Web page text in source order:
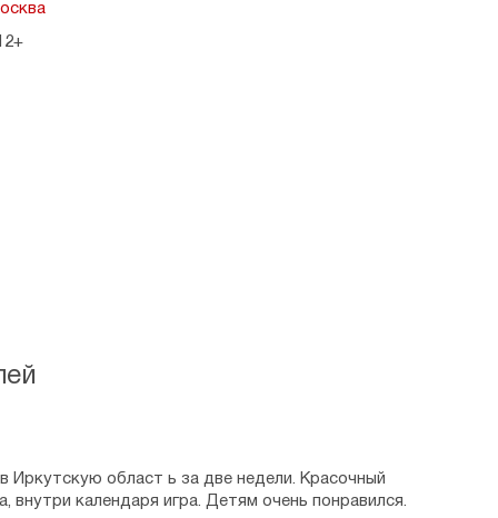
Иркутскую област ь за две недели. Красочный
внутри календаря игра. Детям очень понравился.